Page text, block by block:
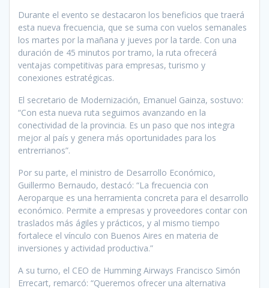
Durante el evento se destacaron los beneficios que traerá
esta nueva frecuencia, que se suma con vuelos semanales
los martes por la mañana y jueves por la tarde. Con una
duración de 45 minutos por tramo, la ruta ofrecerá
ventajas competitivas para empresas, turismo y
conexiones estratégicas.
El secretario de Modernización, Emanuel Gainza, sostuvo:
“Con esta nueva ruta seguimos avanzando en la
conectividad de la provincia. Es un paso que nos integra
mejor al país y genera más oportunidades para los
entrerrianos”.
Por su parte, el ministro de Desarrollo Económico,
Guillermo Bernaudo, destacó: “La frecuencia con
Aeroparque es una herramienta concreta para el desarrollo
económico. Permite a empresas y proveedores contar con
traslados más ágiles y prácticos, y al mismo tiempo
fortalece el vínculo con Buenos Aires en materia de
inversiones y actividad productiva.”
A su turno, el CEO de Humming Airways Francisco Simón
Errecart, remarcó: “Queremos ofrecer una alternativa